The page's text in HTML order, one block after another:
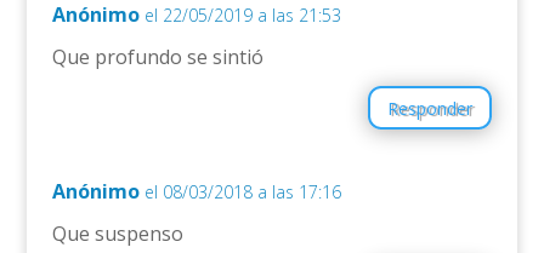
Anónimo el 22/05/2019 a las 21:53
Que profundo se sintió
Responder
Anónimo el 08/03/2018 a las 17:16
Que suspenso